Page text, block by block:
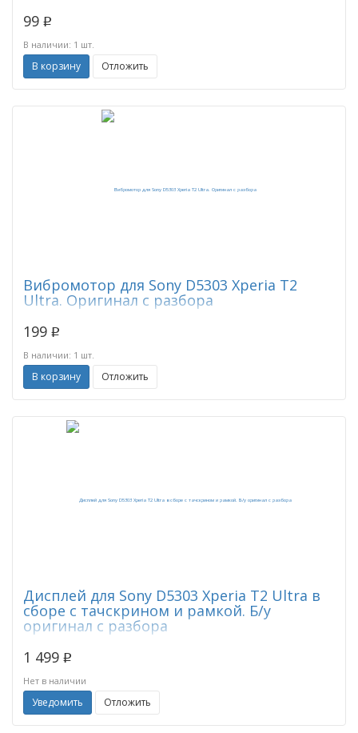
99 p
В наличии: 1 шт.
В корзину Отложить
Вибромотор для Sony D5303 Xperia T2
Ultra. Оригинал с разбора
199 p
В наличии: 1 шт.
В корзину Отложить
Дисплей для Sony D5303 Xperia T2 Ultra в
сборе с тачскрином и рамкой. Б/у
оригинал с разбора
1 499 p
Нет в наличии
Уведомить Отложить